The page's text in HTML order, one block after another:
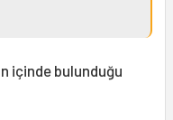
içinde bulunduğu